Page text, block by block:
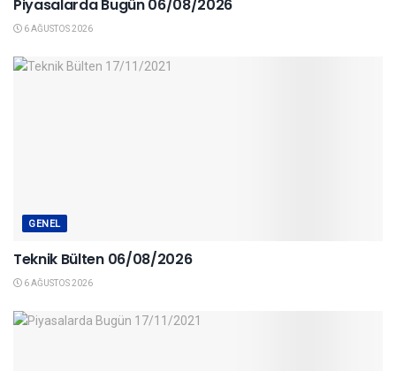
Piyasalarda Bugün 06/08/2026
6 AĞUSTOS 2026
GENEL
Teknik Bülten 06/08/2026
6 AĞUSTOS 2026